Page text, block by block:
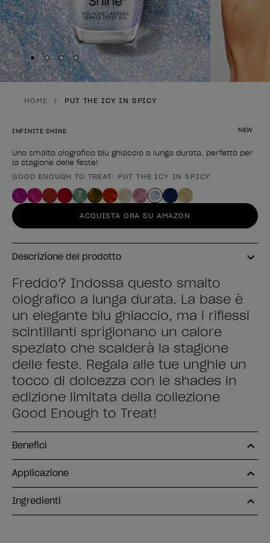
Skip to slide1
Skip to slide2
Skip to slide3
Skip to slide4
HOME PUT THE ICY IN SPICY
NEW
INFINITE SHINE
Uno smalto olografico blu ghiaccio a lunga durata, perfetto per
la stagione delle feste!
Forma del prodotto
GOOD ENOUGH TO TREAT: PUT THE ICY IN SPICY
ACQUISTA ORA SU AMAZON
Descrizione del prodotto
Freddo? Indossa questo smalto
olografico a lunga durata. La base è
un elegante blu ghiaccio, ma i riflessi
scintillanti sprigionano un calore
speziato che scalderà la stagione
delle feste. Regala alle tue unghie un
tocco di dolcezza con le shades in
edizione limitata della collezione
Good Enough to Treat!
Benefici
Applicazione
Ingredienti